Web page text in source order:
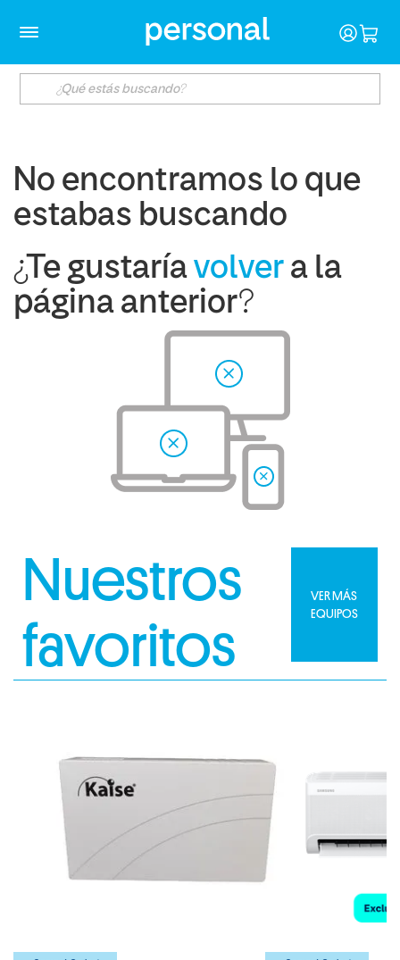
No encontramos lo que
estabas buscando
¿Te gustaría volver a la
página anterior?
Nuestros
favoritos
VER MÁS
EQUIPOS